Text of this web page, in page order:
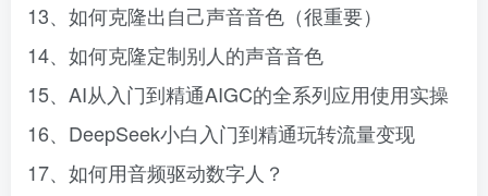
13、如何克隆出自己声音音色（很重要）
14、如何克隆定制别人的声音音色
15、AI从入门到精通AIGC的全系列应用使用实操
16、DeepSeek小白入门到精通玩转流量变现
17、如何用音频驱动数字人？